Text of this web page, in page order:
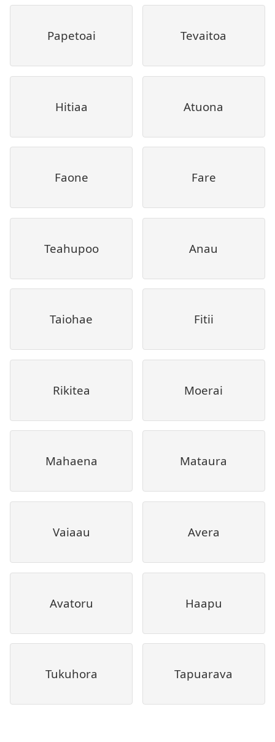
Papetoai Tevaitoa
Hitiaa Atuona
Faone Fare
Teahupoo Anau
Taiohae Fitii
Rikitea Moerai
Mahaena Mataura
Vaiaau Avera
Avatoru Haapu
Tukuhora Tapuarava